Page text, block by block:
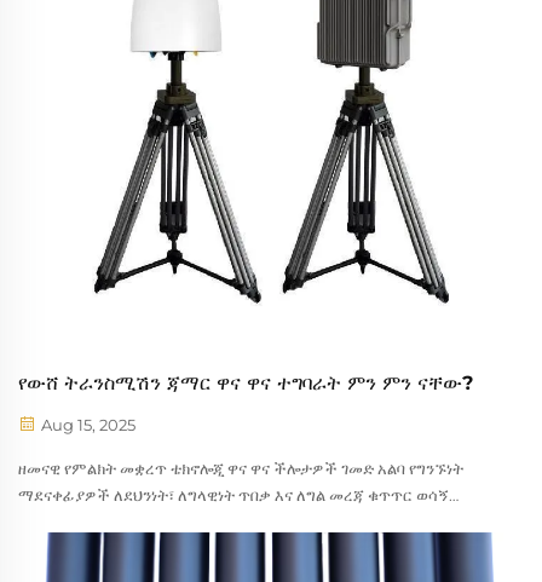
የውሸ ትራንስሚሽን ጃማር ዋና ዋና ተግባራት ምን ምን ናቸው?
Aug 15, 2025
ዘመናዊ የምልክት መቋረጥ ቴክኖሎጂ ዋና ዋና ችሎታዎች ገመድ አልባ የግንኙነት
ማደናቀፊያዎች ለደህንነት፣ ለግላዊነት ጥበቃ እና ለግል መረጃ ቁጥጥር ወሳኝ
ሬዲዮዎችን ያስተላልፋሉ...